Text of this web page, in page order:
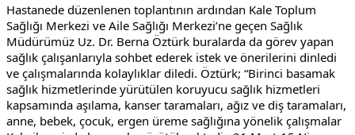
Hastanede düzenlenen toplantının ardından Kale Toplum
Sağlığı Merkezi ve Aile Sağlığı Merkezi’ne geçen Sağlık
Müdürümüz Uz. Dr. Berna Öztürk buralarda da görev yapan
sağlık çalışanlarıyla sohbet ederek istek ve önerilerini dinledi
ve çalışmalarında kolaylıklar diledi. Öztürk; “Birinci basamak
sağlık hizmetlerinde yürütülen koruyucu sağlık hizmetleri
kapsamında aşılama, kanser taramaları, ağız ve diş taramaları,
anne, bebek, çocuk, ergen üreme sağlığına yönelik çalışmalar